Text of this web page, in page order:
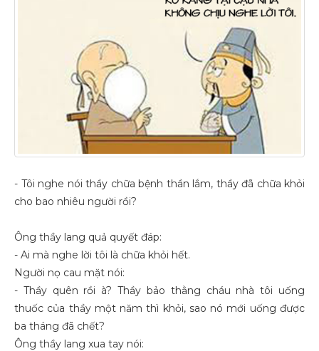
- Tôi nghe nói thầy chữa bệnh thần lắm, thầy đã chữa khỏi
cho bao nhiêu người rồi?
Ông thầy lang quả quyết đáp:
- Ai mà nghe lời tôi là chữa khỏi hết.
Người nọ cau mặt nói:
- Thầy quên rồi à? Thầy bảo thằng cháu nhà tôi uống
thuốc của thầy một năm thì khỏi, sao nó mới uống được
ba tháng đã chết?
Ông thầy lang xua tay nói: